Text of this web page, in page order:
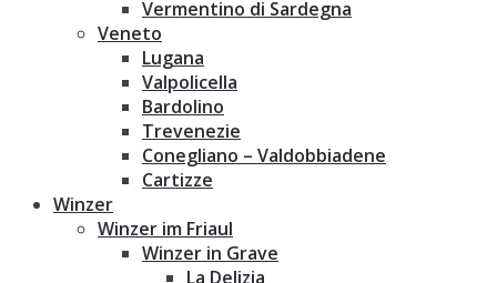
Vermentino di Sardegna
Veneto
Lugana
Valpolicella
Bardolino
Trevenezie
Conegliano – Valdobbiadene
Cartizze
Winzer
Winzer im Friaul
Winzer in Grave
La Delizia